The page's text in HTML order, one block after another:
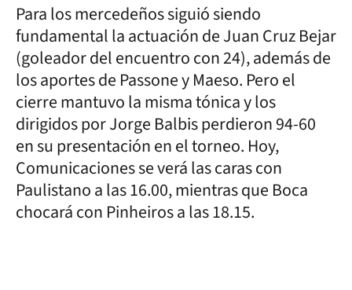
Para los mercedeños siguió siendo
fundamental la actuación de Juan Cruz Bejar
(goleador del encuentro con 24), además de
los aportes de Passone y Maeso. Pero el
cierre mantuvo la misma tónica y los
dirigidos por Jorge Balbis perdieron 94-60
en su presentación en el torneo. Hoy,
Comunicaciones se verá las caras con
Paulistano a las 16.00, mientras que Boca
chocará con Pinheiros a las 18.15.